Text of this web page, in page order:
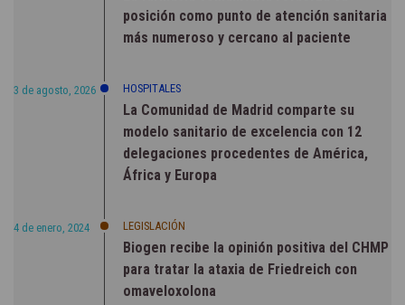
posición como punto de atención sanitaria
más numeroso y cercano al paciente
3 de agosto, 2026 HOSPITALES
La Comunidad de Madrid comparte su
modelo sanitario de excelencia con 12
delegaciones procedentes de América,
África y Europa
4 de enero, 2024 LEGISLACIÓN
Biogen recibe la opinión positiva del CHMP
para tratar la ataxia de Friedreich con
omaveloxolona